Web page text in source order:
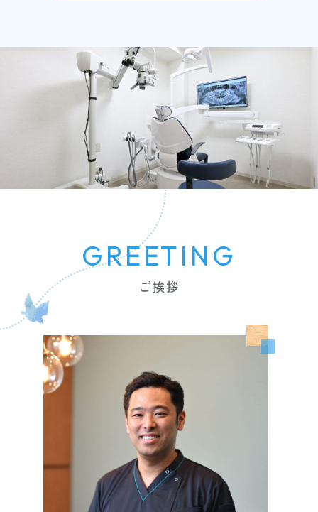
GREETING
ご挨拶